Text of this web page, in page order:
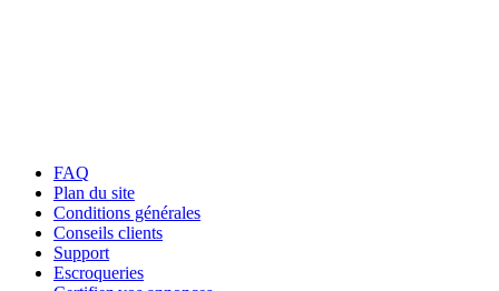
FAQ
Plan du site
Conditions générales
Conseils clients
Support
Escroqueries